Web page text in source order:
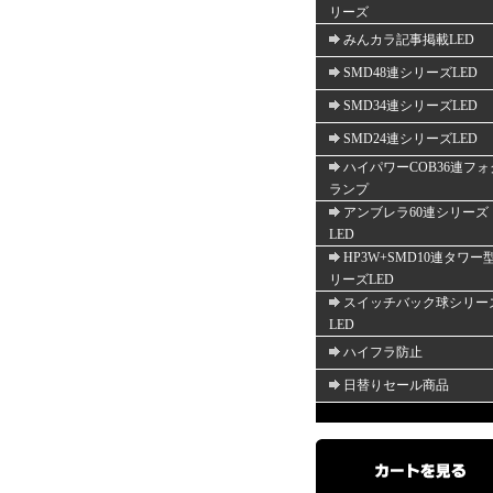
リーズ
みんカラ記事掲載LED
SMD48連シリーズLED
SMD34連シリーズLED
SMD24連シリーズLED
ハイパワーCOB36連フォ
ランプ
アンブレラ60連シリーズ
LED
HP3W+SMD10連タワー
リーズLED
スイッチバック球シリー
LED
ハイフラ防止
日替りセール商品